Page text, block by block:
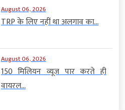
August 06, 2026
TRP के लिए नहीं था अलगाव का...
August 06, 2026
150 मिलियन व्यूज पार करते ही
वायरल...